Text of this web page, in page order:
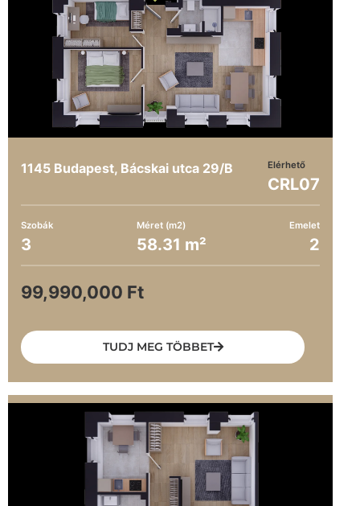
1145 Budapest, Bácskai utca 29/B Elérhető
CRL07
Szobák
3
Méret (m2)
58.31 m²
Emelet
2
99,990,000 Ft
TUDJ MEG TÖBBET